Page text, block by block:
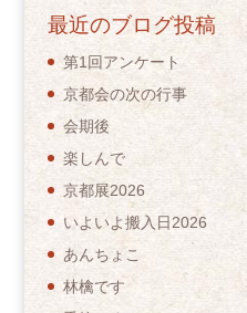
最近のブログ投稿
第1回アンケート
京都会の次の行事
会期後
楽しんで
京都展2026
いよいよ搬入日2026
あんちょこ
林檎です